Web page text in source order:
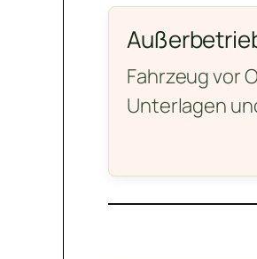
Fahrzeug vor
Unterlagen